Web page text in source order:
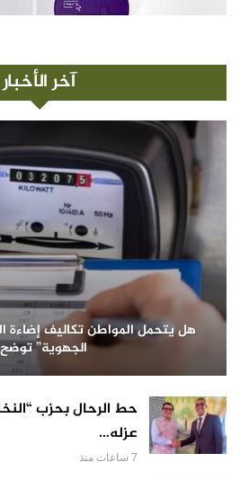
آخر الأخبار
هل يتحمل المواطن تكاليف إضاءة
الجهوية”
حط الرحال بحزب
عزله…
7 ساعات منذ